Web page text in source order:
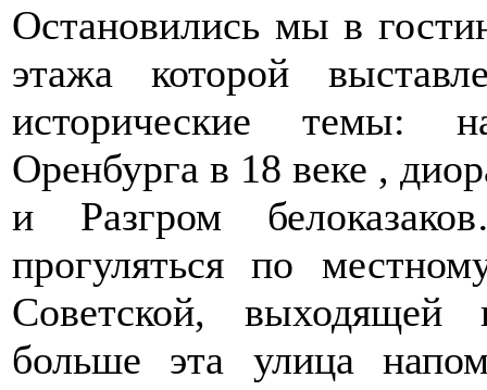
Остановились мы в
этажа которой
исторические темы:
Оренбурга в 18 веке ,
и Разгром
прогуляться по
Советской,
больше эта улица